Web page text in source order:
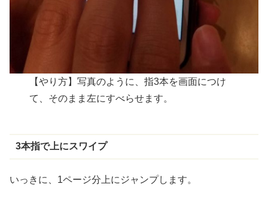
【やり方】写真のように、指3本を画面につけ
て、そのまま左にすべらせます。
3本指で上にスワイプ
いっきに、1ページ分上にジャンプします。